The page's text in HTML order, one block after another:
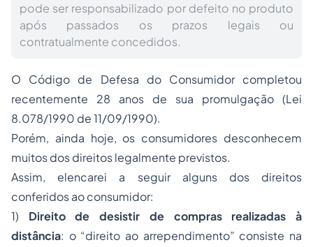
pode ser responsabilizado por defeito no produto
após passados os prazos legais ou
contratualmente concedidos.
O Código de Defesa do Consumidor completou
recentemente 28 anos de sua promulgação (Lei
8.078/1990 de 11/09/1990).
Porém, ainda hoje, os consumidores desconhecem
muitos dos direitos legalmente previstos.
Assim, elencarei a seguir alguns dos direitos
conferidos ao consumidor:
1) Direito de desistir de compras realizadas à
distância: o “direito ao arrependimento” consiste na